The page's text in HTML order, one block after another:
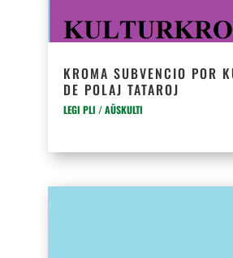
KROMA SUBVENCIO POR
DE POLAJ TATAROJ
LEGI PLI / AŬSKULTI